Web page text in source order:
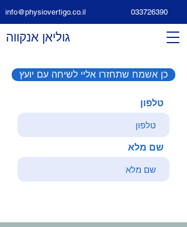
033726390
info@physiovertigo.co.il
גוליאן אנקווה
כן אשמח שתחזרו אליי לשיחה עם יועץ
טלפון
שם מלא